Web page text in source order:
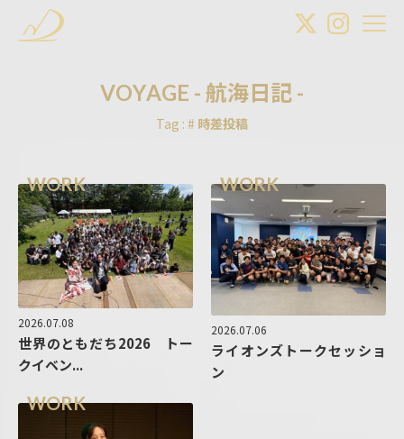
VOYAGE - 航海日記 -
Tag : # 時差投稿
WORK
2026.07.08
世界のともだち2026 トー
クイベン...
WORK
2026.07.06
ライオンズトークセッショ
ン
WORK